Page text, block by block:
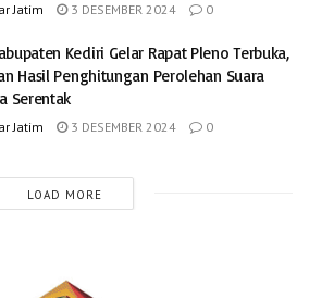
Jatim 3 DESEMBER 2024 0
Kediri Gelar Rapat Pleno Terbuka,
Hasil Penghitungan Perolehan Suara
Serentak
Jatim 3 DESEMBER 2024 0
LOAD MORE